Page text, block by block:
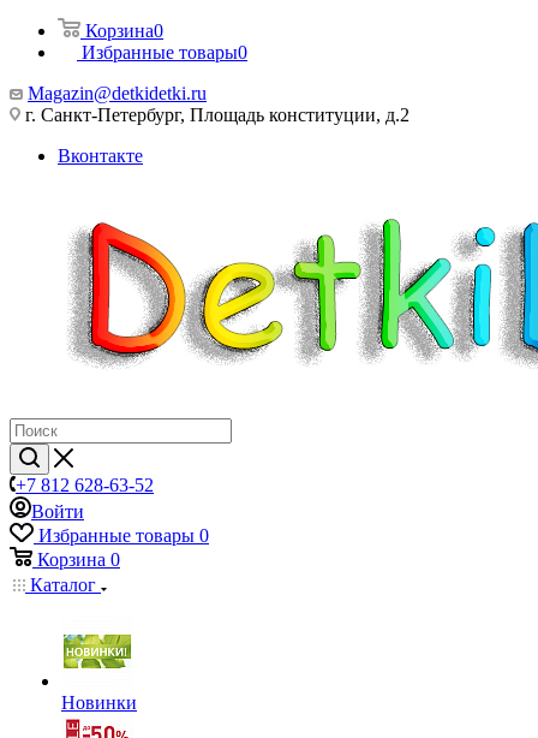
Корзина0
Избранные товары0
Magazin@detkidetki.ru
г. Санкт-Петербург, Площадь конституции, д.2
Вконтакте
+7 812 628-63-52
Войти
Избранные товары 0
Корзина 0
Каталог
Новинки